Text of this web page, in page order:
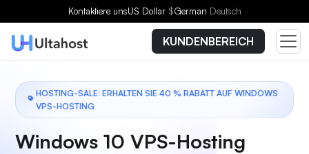
Kontaktiere unsUS Dollar $German Deutsch
KUNDENBEREICH
HOSTING-SALE: ERHALTEN SIE 40 % RABATT AUF WINDOWS
VPS-HOSTING
Windows 10 VPS-Hosting